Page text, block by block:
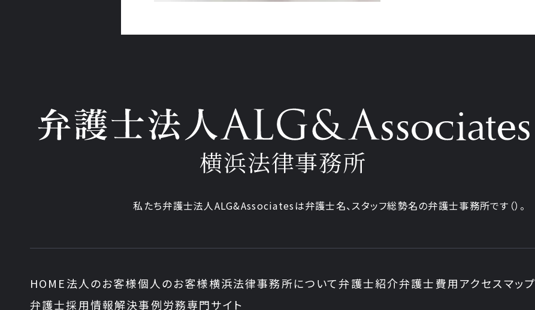
横浜法律事務所
私たち弁護士法人ALG&Associatesは弁護士名、スタッフ総勢名の弁護士事務所です （）。
HOME法人のお客様個人のお客様横浜法律事務所について弁護士紹介弁護士費用アクセスマップ
弁護士採用情報解決事例労務専門サイト